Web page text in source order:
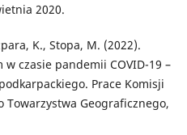
2020.
K., Stopa, M. (2022).
czasie pandemii COVID-19 –
Prace Komisji
Towarzystwa Geograficznego,